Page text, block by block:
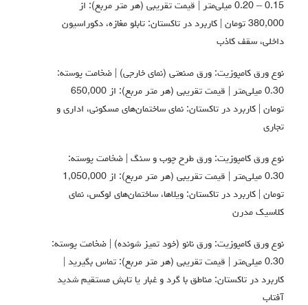
0.15 – 0.20 میلی‌متر | قیمت تقریبی (هر متر مربع): از
380,000 تومان | کاربرد در تاکستان: تابلو مغازه، دکوراسیون
داخلی، سقف کاذب
نوع ورق کامپوزیت: ورق صنعتی (نمای خارجی) | ضخامت پوسته:
0.30 میلی‌متر | قیمت تقریبی (هر متر مربع): از 650,000
تومان | کاربرد در تاکستان: نمای ساختمان‌های مسکونی، اداری و
تجاری
نوع ورق کامپوزیت: ورق طرح چوب و سنگ | ضخامت پوسته:
0.30 میلی‌متر | قیمت تقریبی (هر متر مربع): از 1,050,000
تومان | کاربرد در تاکستان: ویلاها، ساختمان‌های لوکس، نمای
کلاسیک مدرن
نوع ورق کامپوزیت: ورق نانو (خود تمیز شونده) | ضخامت پوسته:
0.30 میلی‌متر | قیمت تقریبی (هر متر مربع): تماس بگیرید |
کاربرد در تاکستان: مناطق با گرد و غبار یا تابش مستقیم شدید
آفتاب